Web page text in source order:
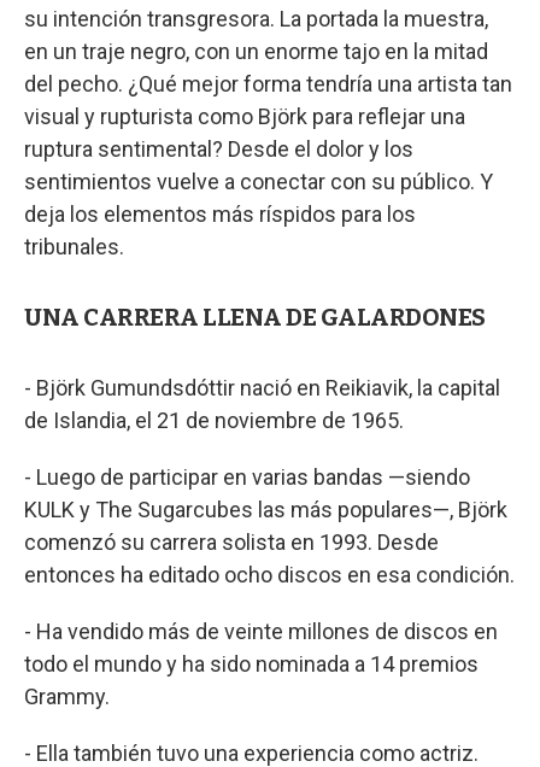
su intención transgresora. La portada la muestra,
en un traje negro, con un enorme tajo en la mitad
del pecho. ¿Qué mejor forma tendría una artista tan
visual y rupturista como Björk para reflejar una
ruptura sentimental? Desde el dolor y los
sentimientos vuelve a conectar con su público. Y
deja los elementos más ríspidos para los
tribunales.
UNA CARRERA LLENA DE GALARDONES
- Björk Gumundsdóttir nació en Reikiavik, la capital
de Islandia, el 21 de noviembre de 1965.
- Luego de participar en varias bandas —siendo
KULK y The Sugarcubes las más populares—, Björk
comenzó su carrera solista en 1993. Desde
entonces ha editado ocho discos en esa condición.
- Ha vendido más de veinte millones de discos en
todo el mundo y ha sido nominada a 14 premios
Grammy.
- Ella también tuvo una experiencia como actriz.